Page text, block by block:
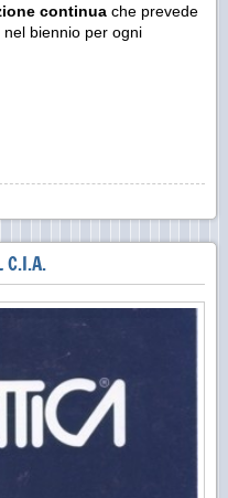
continua che prevede
biennio per ogni
C.I.A.